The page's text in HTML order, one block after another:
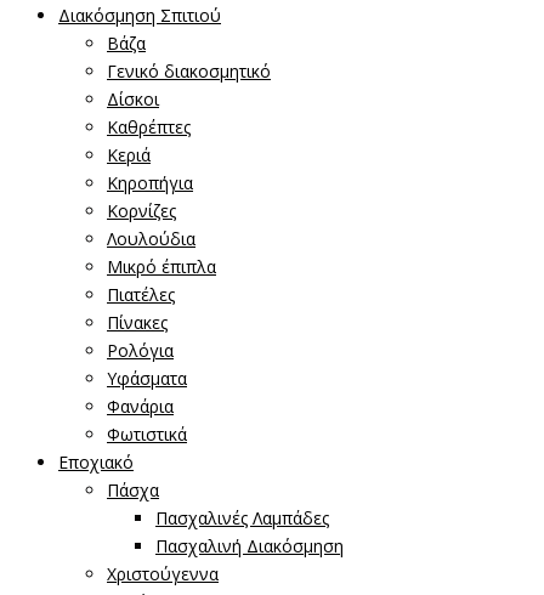
Διακόσμηση Σπιτιού
Βάζα
Γενικό διακοσμητικό
Δίσκοι
Καθρέπτες
Κεριά
Κηροπήγια
Κορνίζες
Λουλούδια
Μικρό έπιπλα
Πιατέλες
Πίνακες
Ρολόγια
Υφάσματα
Φανάρια
Φωτιστικά
Εποχιακό
Πάσχα
Πασχαλινές Λαμπάδες
Πασχαλινή Διακόσμηση
Χριστούγεννα